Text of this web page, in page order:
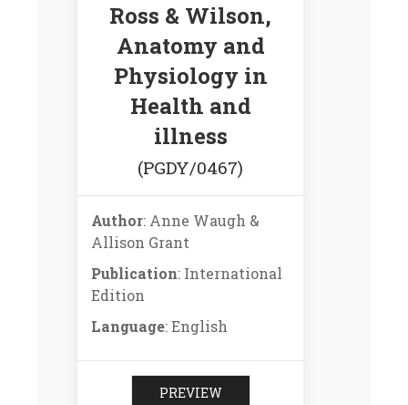
Ross & Wilson,
Anatomy and
Physiology in
Health and
illness
(PGDY/0467)
Author: Anne Waugh &
Allison Grant
Publication: International
Edition
Language: English
PREVIEW